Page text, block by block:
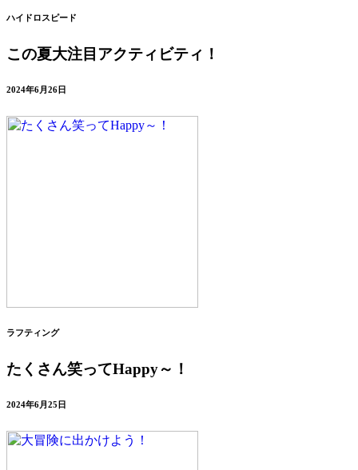
ハイドロスピード
この夏大注目アクティビティ！
2024年6月26日
ラフティング
たくさん笑ってHappy～！
2024年6月25日